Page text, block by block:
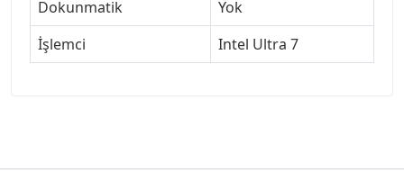
Dokunmatik
Yok
İşlemci
Intel Ultra 7